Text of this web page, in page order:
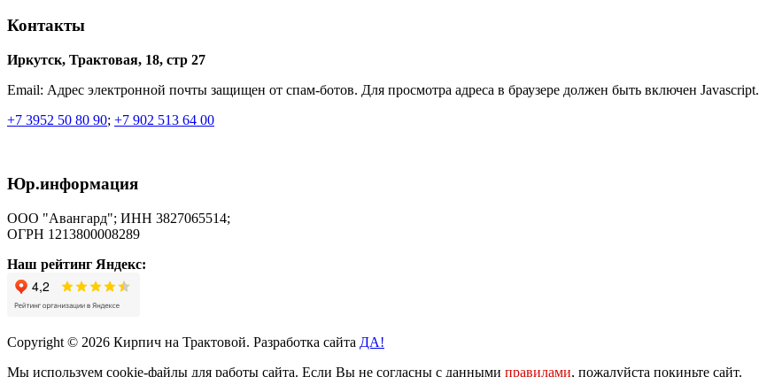
Контакты
Иркутск, Трактовая, 18, стр 27
Email: Адрес электронной почты защищен от спам-ботов. Для просмотра адреса в браузере должен быть включен Javascript.
+7 3952 50 80 90; +7 902 513 64 00
Юр.информация
ООО "Авангард"; ИНН 3827065514;
ОГРН 1213800008289
Наш рейтинг Яндекс:
Copyright © 2026 Кирпич на Трактовой. Разработка сайта ДА!
Мы используем cookie-файлы для работы сайта. Если Вы не согласны с данными правилами, пожалуйста покиньте сайт.